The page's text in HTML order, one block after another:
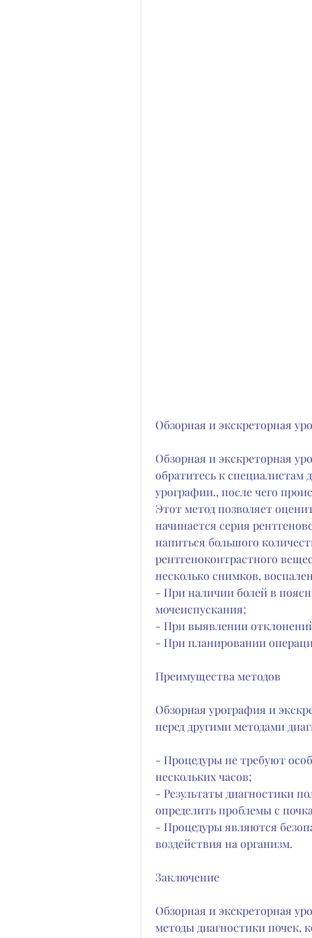
Обзорная и экскреторная
Обзорная и экскреторная
обратитесь к специалистам
урографии., после чего
Этот метод позволяет
начинается серия
напиться большого
рентгеноконтрастного
несколько снимков,
- При наличии болей в
мочеиспускания;
- При выявлении
- При планировании
Преимущества методов
Обзорная урография и
перед другими методами
- Процедуры не требуют
нескольких часов;
- Результаты диагностики
определить проблемы с
- Процедуры являются
воздействия на организм.
Заключение
Обзорная и экскреторная
методы диагностики почек,